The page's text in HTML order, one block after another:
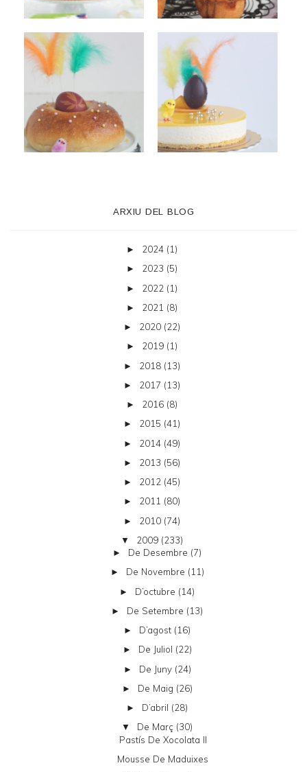
ARXIU DEL BLOG
► 2024 (1)
► 2023 (5)
► 2022 (1)
► 2021 (8)
► 2020 (22)
► 2019 (1)
► 2018 (13)
► 2017 (13)
► 2016 (8)
► 2015 (41)
► 2014 (49)
► 2013 (56)
► 2012 (45)
► 2011 (80)
► 2010 (74)
▼ 2009 (233)
► De Desembre (7)
► De Novembre (11)
► D’octubre (14)
► De Setembre (13)
► D’agost (16)
► De Juliol (22)
► De Juny (24)
► De Maig (26)
► D’abril (28)
▼ De Març (30)
Pastís De Xocolata II
Mousse De Maduixes